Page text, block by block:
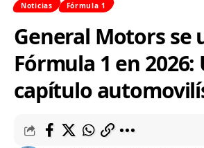
Noticias Fórmula 1
General Motors se
Fórmula 1 en
capítulo